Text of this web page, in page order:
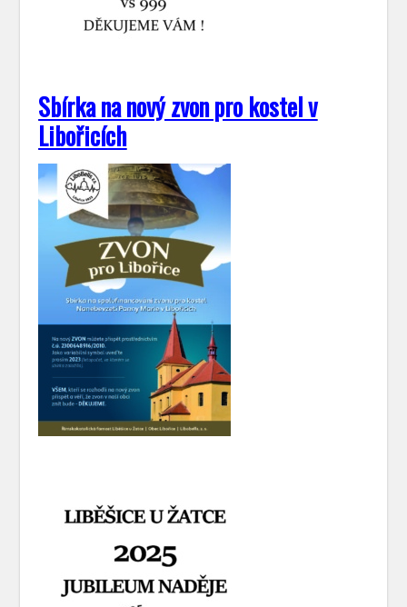
Sbírka na nový zvon pro kostel v
Libořicích